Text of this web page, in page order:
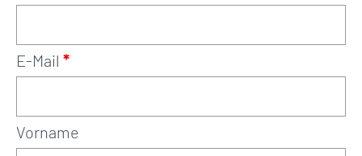
E-Mail *
E-
Mail
Vorname